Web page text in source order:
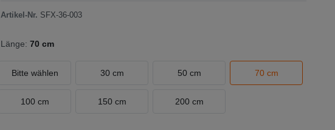
Artikel-Nr. SFX-36-003
Länge: 70 cm
Bitte wählen 30 cm 50 cm 70 cm
100 cm 150 cm 200 cm